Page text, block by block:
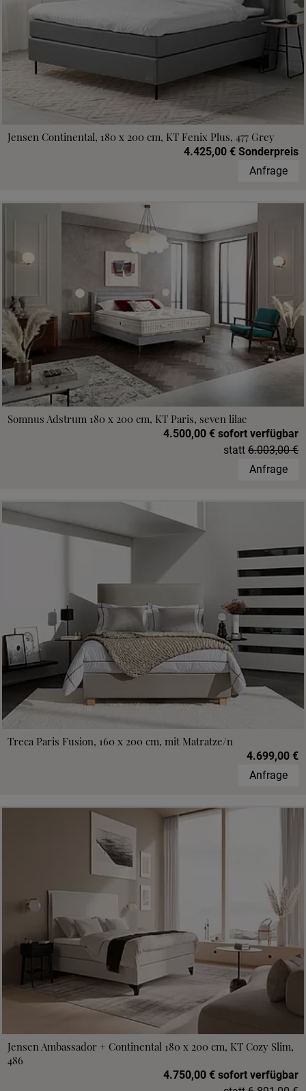
Jensen Continental, 180 x 200 cm, KT Fenix Plus, 477 Grey
4.425,00 € Sonderpreis
Anfrage
Somnus Adstrum 180 x 200 cm, KT Paris, seven lilac
4.500,00 € sofort verfügbar
statt 6.003,00 €
Anfrage
Treca Paris Fusion, 160 x 200 cm, mit Matratze/n
4.699,00 €
Anfrage
Jensen Ambassador + Continental 180 x 200 cm, KT Cozy Slim,
486
4.750,00 € sofort verfügbar